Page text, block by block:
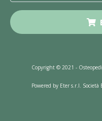
Copyright © 2021 -
Powered by Eter s.r.l.